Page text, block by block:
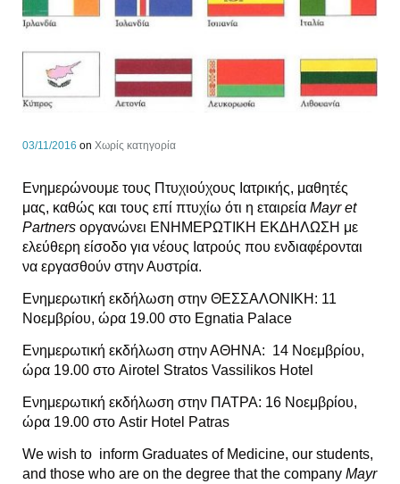
03/11/2016 on Χωρίς κατηγορία
Ενημερώνουμε τους Πτυχιούχους Ιατρικής, μαθητές
μας, καθώς και τους επί πτυχίω ότι η εταιρεία Mayr et
Partners οργανώνει ΕΝΗΜΕΡΩΤΙΚΗ ΕΚΔΗΛΩΣΗ με
ελεύθερη είσοδο για νέους Ιατρούς που ενδιαφέρονται
να εργασθούν στην Αυστρία.
Ενημερωτική εκδήλωση στην ΘΕΣΣΑΛΟΝΙΚΗ: 11
Νοεμβρίου, ώρα 19.00 στο Egnatia Palace
Ενημερωτική εκδήλωση στην ΑΘΗΝΑ: 14 Νοεμβρίου,
ώρα 19.00 στο Airotel Stratos Vassilikos Hotel
Ενημερωτική εκδήλωση στην ΠΑΤΡΑ: 16 Νοεμβρίου,
ώρα 19.00 στο Astir Hotel Patras
We wish to inform Graduates of Medicine, our students,
and those who are on the degree that the company Mayr